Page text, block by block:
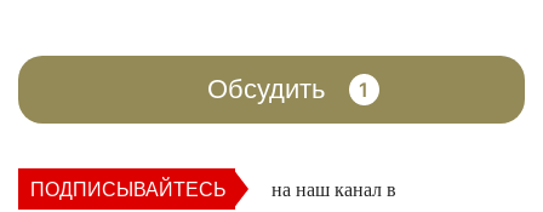
Обсудить 1
ПОДПИСЫВАЙТЕСЬ на наш канал в